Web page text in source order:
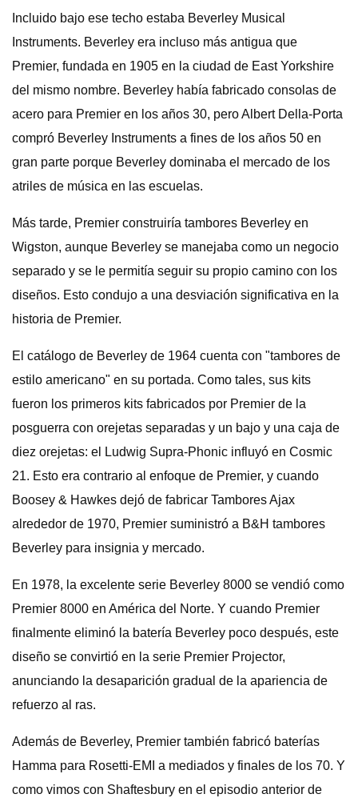
Incluido bajo ese techo estaba Beverley Musical
Instruments. Beverley era incluso más antigua que
Premier, fundada en 1905 en la ciudad de East Yorkshire
del mismo nombre. Beverley había fabricado consolas de
acero para Premier en los años 30, pero Albert Della-Porta
compró Beverley Instruments a fines de los años 50 en
gran parte porque Beverley dominaba el mercado de los
atriles de música en las escuelas.
Más tarde, Premier construiría tambores Beverley en
Wigston, aunque Beverley se manejaba como un negocio
separado y se le permitía seguir su propio camino con los
diseños. Esto condujo a una desviación significativa en la
historia de Premier.
El catálogo de Beverley de 1964 cuenta con "tambores de
estilo americano" en su portada. Como tales, sus kits
fueron los primeros kits fabricados por Premier de la
posguerra con orejetas separadas y un bajo y una caja de
diez orejetas: el Ludwig Supra-Phonic influyó en Cosmic
21. Esto era contrario al enfoque de Premier, y cuando
Boosey & Hawkes dejó de fabricar Tambores Ajax
alrededor de 1970, Premier suministró a B&H tambores
Beverley para insignia y mercado.
En 1978, la excelente serie Beverley 8000 se vendió como
Premier 8000 en América del Norte. Y cuando Premier
finalmente eliminó la batería Beverley poco después, este
diseño se convirtió en la serie Premier Projector,
anunciando la desaparición gradual de la apariencia de
refuerzo al ras.
Además de Beverley, Premier también fabricó baterías
Hamma para Rosetti-EMI a mediados y finales de los 70. Y
como vimos con Shaftesbury en el episodio anterior de